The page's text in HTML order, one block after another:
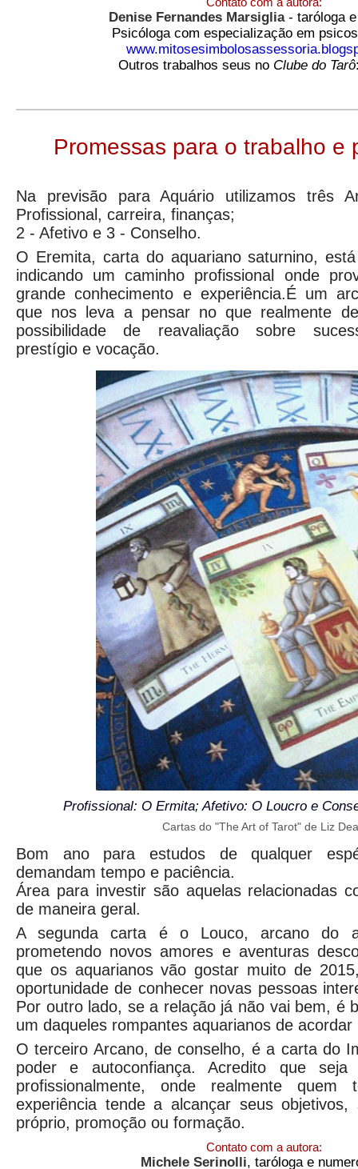
Denise Fernandes Marsiglia- taróloga
Psicóloga com especialização em
Outros trabalhos seus no Clube do Tarô
Promessas para o trabalho e
Na previsão para Aquário utilizamos três
Profissional, carreira, finanças;
2 - Afetivo e 3 - Conselho.
O Eremita, carta do aquariano saturnino,
indicando um caminho profissional onde
grande conhecimento e experiência.É um
que nos leva a pensar no que realmente
possibilidade de reavaliação sobre
prestígio e vocação.
Profissional: O Ermita; Afetivo: O Loucro e
Cartas do "The Art of Tarot" de Liz
Bom ano para estudos de qualquer
demandam tempo e paciência.
Área para investir são aquelas relacionadas
de maneira geral.
A segunda carta é o Louco, arcano do
prometendo novos amores e aventuras
que os aquarianos vão gostar muito de
oportunidade de conhecer novas pessoas
Por outro lado, se a relação já não vai bem, é
um daqueles rompantes aquarianos de
O terceiro Arcano, de conselho, é a carta do
poder e autoconfiança. Acredito que
profissionalmente, onde realmente quem
experiência tende a alcançar seus
próprio, promoção ou formação.
Contato com a autora:
Michele Serinolli, taróloga e